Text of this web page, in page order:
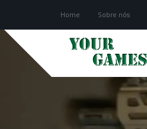
Home Sobre nós